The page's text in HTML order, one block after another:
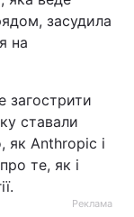
засудила
на
загострити
ставали
як Anthropic і
те, як і
Реклама